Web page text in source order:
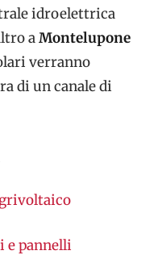
idroelettrica
aMontelupone
verranno
di un canale di
e pannelli